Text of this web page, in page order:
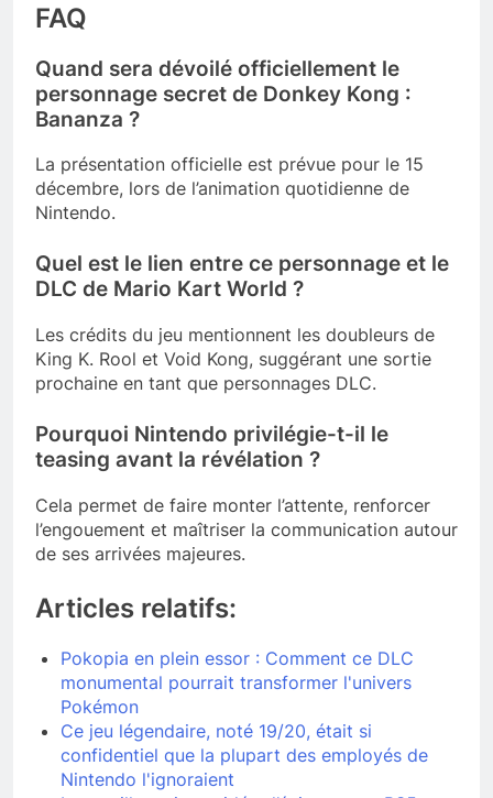
FAQ
Quand sera dévoilé officiellement le
personnage secret de Donkey Kong :
Bananza ?
La présentation officielle est prévue pour le 15
décembre, lors de l’animation quotidienne de
Nintendo.
Quel est le lien entre ce personnage et le
DLC de Mario Kart World ?
Les crédits du jeu mentionnent les doubleurs de
King K. Rool et Void Kong, suggérant une sortie
prochaine en tant que personnages DLC.
Pourquoi Nintendo privilégie-t-il le
teasing avant la révélation ?
Cela permet de faire monter l’attente, renforcer
l’engouement et maîtriser la communication autour
de ses arrivées majeures.
Articles relatifs:
Pokopia en plein essor : Comment ce DLC
monumental pourrait transformer l'univers
Pokémon
Ce jeu légendaire, noté 19/20, était si
confidentiel que la plupart des employés de
Nintendo l'ignoraient